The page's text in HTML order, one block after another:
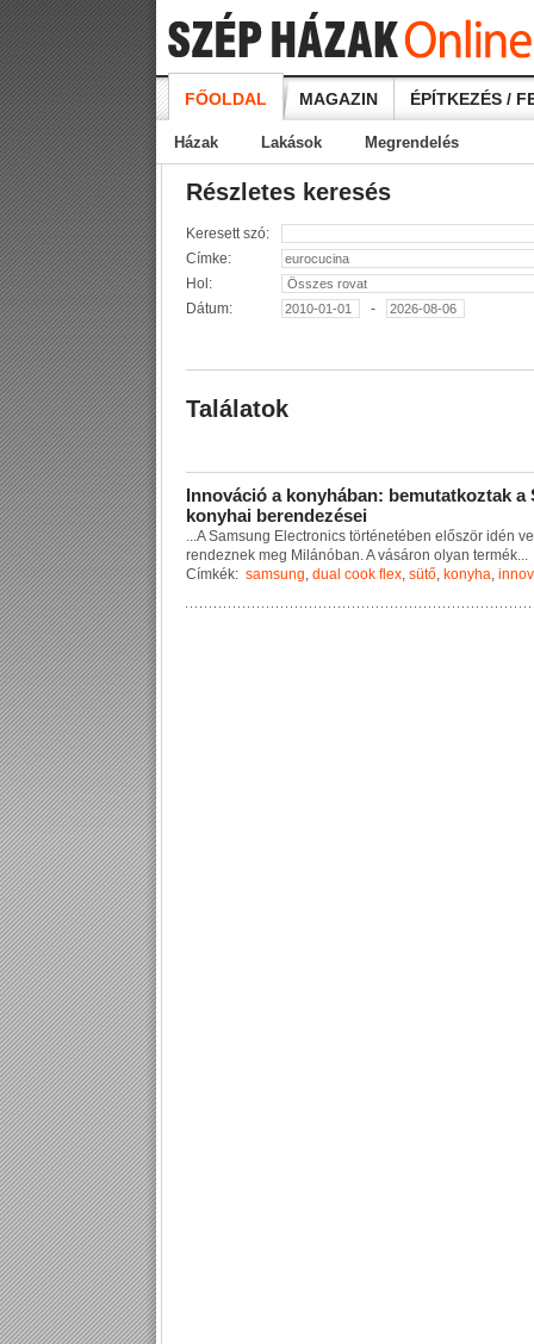
FŐOLDAL MAGAZIN ÉPÍTKEZÉS /
Házak Lakások Megrendelés
Részletes keresés
Keresett szó:
Címke:
Hol:
Dátum:
-
Találatok
Innováció a konyhában: bemutatkoztak a
konyhai berendezései
...A Samsung E ectronics történetében e őször idén ve
rendezne k meg Mi ánóban.A vásáron o yan termé k...
Címkék: samsung, dual cook flex, sütő, konyha,